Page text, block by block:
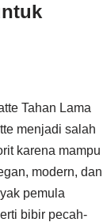
Tahan Lama
menjadi salah
karena mampu
modern, dan
pemula
bibir pecah-